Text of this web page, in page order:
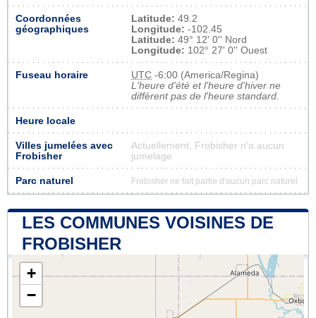
Coordonnées
géographiques
Latitude: 49.2
Longitude: -102.45
Latitude: 49° 12' 0'' Nord
Longitude: 102° 27' 0'' Ouest
Fuseau horaire UTC -6:00 (America/Regina)
L'heure d'été et l'heure d'hiver ne
diffèrent pas de l'heure standard.
Heure locale
Villes jumelées avec
Frobisher
Actuellement, Frobisher n'a aucun
jumelage
Parc naturel Frobisher ne fait partie d'aucun parc naturel
LES COMMUNES VOISINES DE
FROBISHER
+
−